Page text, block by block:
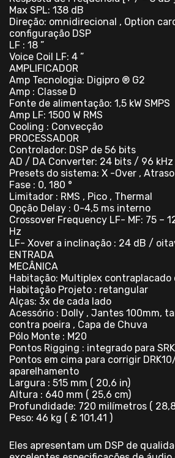
Max SPL: 138 dB
Direção: omnidirecional , Option
configuração DSP
LF : 18 ”
Voice Coil LF: 4 ”
AMPLIFICADOR
Amp Tecnologia: Digipro ® G2
Amp : Classe D
Fonte de alimentação: 1,5 kW SMPS
Amp LF: 1500 W RMS
Cooling : Convecção
PROCESSADOR
Controlador: DSP de 56 bits
AD / DA Converter: 24 bits / 96 kHz
Presets do sistema: X -Over , Atraso
Fase : 0, 180 °
Limitador : RMS , Pico , Thermal
Opção Delay : 0-4,5 ms interno
Crossover Frequency LF- MF: 75 –
Hz
LF- Xover a inclinação : 24 dB /
ENTRADA
MECÂNICA
Habitação: Multiplex contraplacado
Habitação Projeto : retangular
Alças: 3x de cada lado
Acessório : Dolly , Jantes 100mm,
contra poeira , Capa de Chuva
Pólo Monte : M20
Pontos Rigging : integrado para
Pontos em cima para corrigir
aparelhamento
Largura : 515 mm ( 20,6 in)
Altura : 640 mm ( 25,6 cm)
Profundidade: 720 milímetros (
Peso: 46 kg ( £ 101,41 )
Eles apresentam um DSP de